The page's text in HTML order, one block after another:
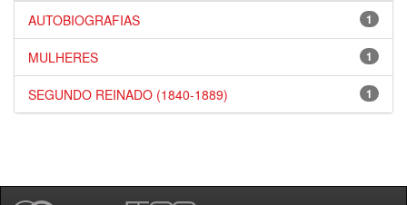
1
AUTOBIOGRAFIAS
1
MULHERES
1
SEGUNDO REINADO (1840-1889)